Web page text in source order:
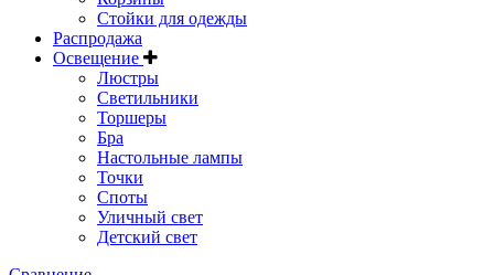
Стойки для одежды
Распродажа
Освещение
Люстры
Светильники
Торшеры
Бра
Настольные лампы
Точки
Споты
Уличный свет
Детский свет